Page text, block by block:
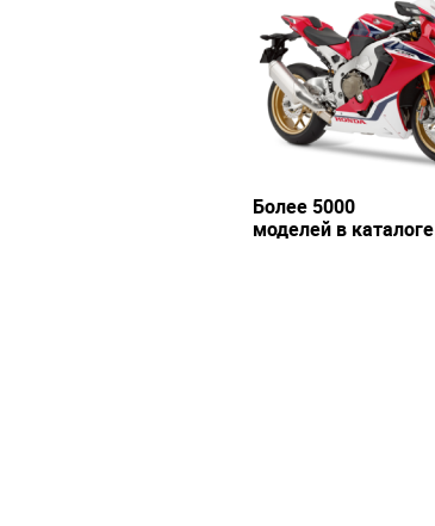
Более 5000
моделей в каталоге